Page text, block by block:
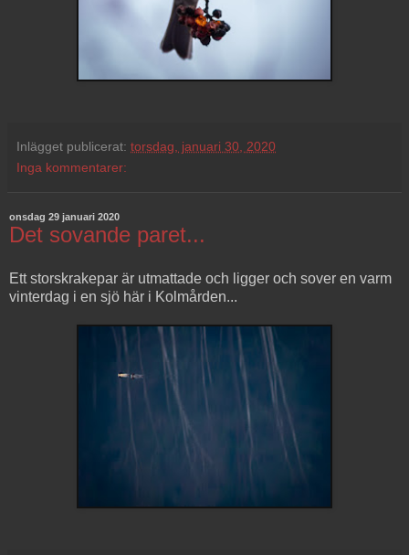
Inlägget publicerat: torsdag, januari 30, 2020
Inga kommentarer:
onsdag 29 januari 2020
Det sovande paret...
Ett storskrakepar är utmattade och ligger och sover en varm
vinterdag i en sjö här i Kolmården...